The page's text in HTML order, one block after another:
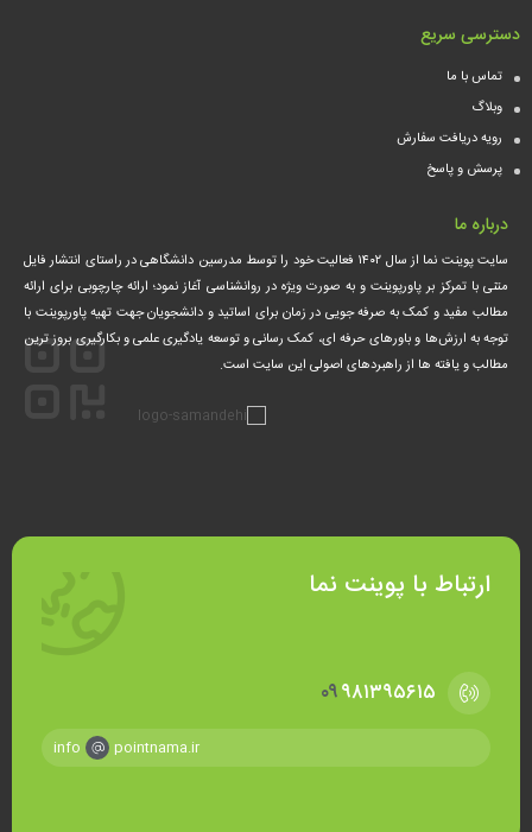
دسترسی سریع
تماس با ما
وبلاگ
رویه دریافت سفارش
پرسش و پاسخ
درباره ما
سایت پوینت نما از سال ۱۴۰۲ فعالیت خود را توسط مدرسین دانشگاهی در راستای انتشار فایل
متنی با تمرکز بر پاورپوینت و به صورت ویژه در روانشناسی آغاز نمود؛ ارائه چارچوبی برای ارائه
مطالب مفید و کمک‌ به صرفه جویی در زمان برای اساتید و دانشجویان جهت تهیه پاورپوینت با
توجه به ارزش‌ها و باورهای حرفه ای، کمک‌ رسانی و توسعه یادگیری علمی و بکارگیری بروز ترین
مطالب و یافته ها از راهبردهای اصولی این سایت است.
ارتباط با پوینت نما
۰۹۹۸۱۳۹۵۶۱۵
info pointnama.ir